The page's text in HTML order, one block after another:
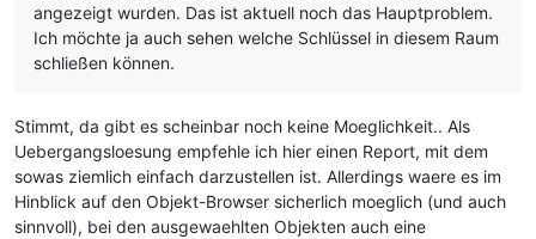
angezeigt wurden. Das ist aktuell noch das Hauptproblem.
Ich möchte ja auch sehen welche Schlüssel in diesem Raum
schließen können.
Stimmt, da gibt es scheinbar noch keine Moeglichkeit.. Als
Uebergangsloesung empfehle ich hier einen Report, mit dem
sowas ziemlich einfach darzustellen ist. Allerdings waere es im
Hinblick auf den Objekt-Browser sicherlich moeglich (und auch
sinnvoll), bei den ausgewaehlten Objekten auch eine